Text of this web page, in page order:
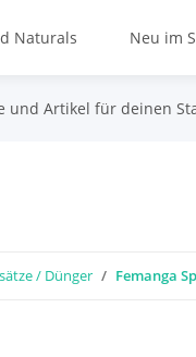
Naturals Neu im
und Artikel für deinen
/ Dünger Femanga